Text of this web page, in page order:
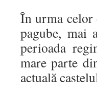
În urma celor
pagube, mai
perioada
mare parte
actuală